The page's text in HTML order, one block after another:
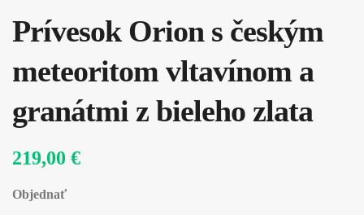
Prívesok Orion s českým
meteoritom vltavínom a
granátmi z bieleho zlata
219,00 €
Objednať